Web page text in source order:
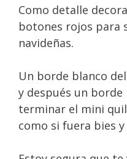
Como detalle
botones rojos para
navideñas.
Un borde blanco
y después un
terminar el mini
como si fuera bies